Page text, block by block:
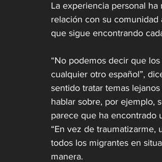
La experiencia personal
relación con su
que sigue encontrando
“No podemos decir que
cualquier otro español”,
sentido tratar temas
hablar sobre, por ejemplo,
parece que ha encontrado
“En vez de traumatizarme,
todos los migrantes en
manera.